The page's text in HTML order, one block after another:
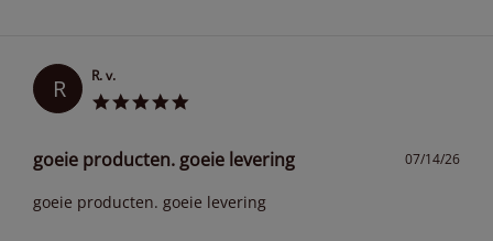
R R. v.
07/14/26
goeie producten. goeie levering
goeie producten. goeie levering